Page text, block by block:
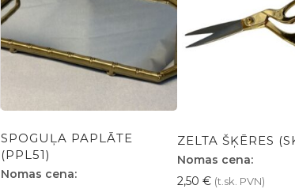
SPOGUĻA PAPLĀTE
(PPL51)
Nomas cena:
ZELTA ŠĶĒRES
Nomas cena:
2,50 € (t.sk. PVN)